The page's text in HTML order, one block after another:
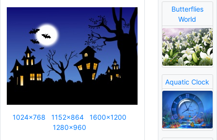
1024x768 1152x864
1600x1200
1280x960
Butterflies
World
Aquatic Clock